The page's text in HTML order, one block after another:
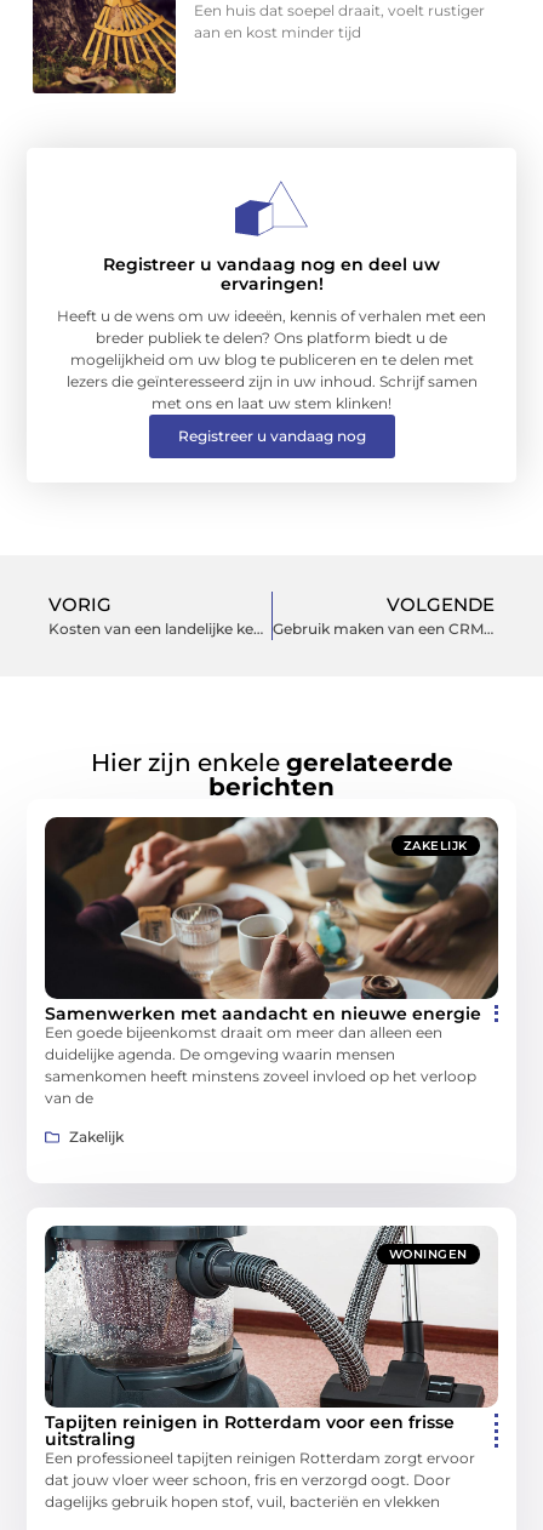
Een huis dat soepel draait, voelt rustiger
aan en kost minder tijd
Registreer u vandaag nog en deel uw
ervaringen!
Heeft u de wens om uw ideeën, kennis of verhalen met een
breder publiek te delen? Ons platform biedt u de
mogelijkheid om uw blog te publiceren en te delen met
lezers die geïnteresseerd zijn in uw inhoud. Schrijf samen
met ons en laat uw stem klinken!
Registreer u vandaag nog
VORIG
Kosten van een landelijke keuken op maat
VOLGENDE
Gebruik maken van een CRM systeem
Hier zijn enkele gerelateerde
berichten
ZAKELIJK
Samenwerken met aandacht en nieuwe energie
Een goede bijeenkomst draait om meer dan alleen een
duidelijke agenda. De omgeving waarin mensen
samenkomen heeft minstens zoveel invloed op het verloop
van de
Zakelijk
WONINGEN
Tapijten reinigen in Rotterdam voor een frisse
uitstraling
Een professioneel tapijten reinigen Rotterdam zorgt ervoor
dat jouw vloer weer schoon, fris en verzorgd oogt. Door
dagelijks gebruik hopen stof, vuil, bacteriën en vlekken